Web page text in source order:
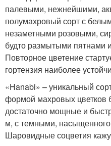
палевыми, нежнейшими,
полумахровый сорт с
незаметными розовыми,
будто размытыми пятнами
Повторное цветение
гортензия наиболее
«Hanabi» – уникальный
формой махровых цветков
достаточно мощные и
м, с темными, насыщенного
Шаровидные соцветия